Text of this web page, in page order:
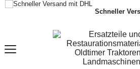
Schneller